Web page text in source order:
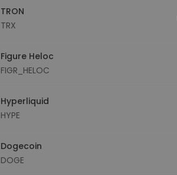
TRON
TRX
Figure Heloc
FIGR_HELOC
Hyperliquid
HYPE
Dogecoin
DOGE